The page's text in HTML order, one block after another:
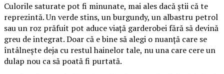
Culorile saturate pot fi minunate, mai ales dacă știi că te
reprezintă. Un verde stins, un burgundy, un albastru petrol
sau un roz prăfuit pot aduce viață garderobei fără să devină
greu de integrat. Doar că e bine să alegi o nuanță care se
întâlnește deja cu restul hainelor tale, nu una care cere un
dulap nou ca să poată fi purtată.